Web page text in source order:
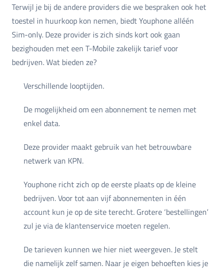
Terwijl je bij de andere providers die we bespraken ook het
toestel in huurkoop kon nemen, biedt Youphone alléén
Sim-only. Deze provider is zich sinds kort ook gaan
bezighouden met een T-Mobile zakelijk tarief voor
bedrijven. Wat bieden ze?
Verschillende looptijden.
De mogelijkheid om een abonnement te nemen met
enkel data.
Deze provider maakt gebruik van het betrouwbare
netwerk van KPN.
Youphone richt zich op de eerste plaats op de kleine
bedrijven. Voor tot aan vijf abonnementen in één
account kun je op de site terecht. Grotere ‘bestellingen’
zul je via de klantenservice moeten regelen.
De tarieven kunnen we hier niet weergeven. Je stelt
die namelijk zelf samen. Naar je eigen behoeften kies je